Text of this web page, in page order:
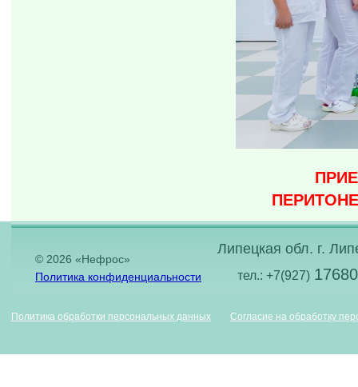
© 2026 «Нефрос»
Политика конфиденциальности
Липецкая обл. г.
тел.: +7(927)
Политика обработки персональных данных Согласие на обработку